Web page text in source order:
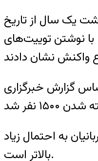
یک سال از تاریخ
با نوشتن توییت‌های
اساس گزارش خبرگزاری
قربانیان به احتمال زیاد
بالاتر است.